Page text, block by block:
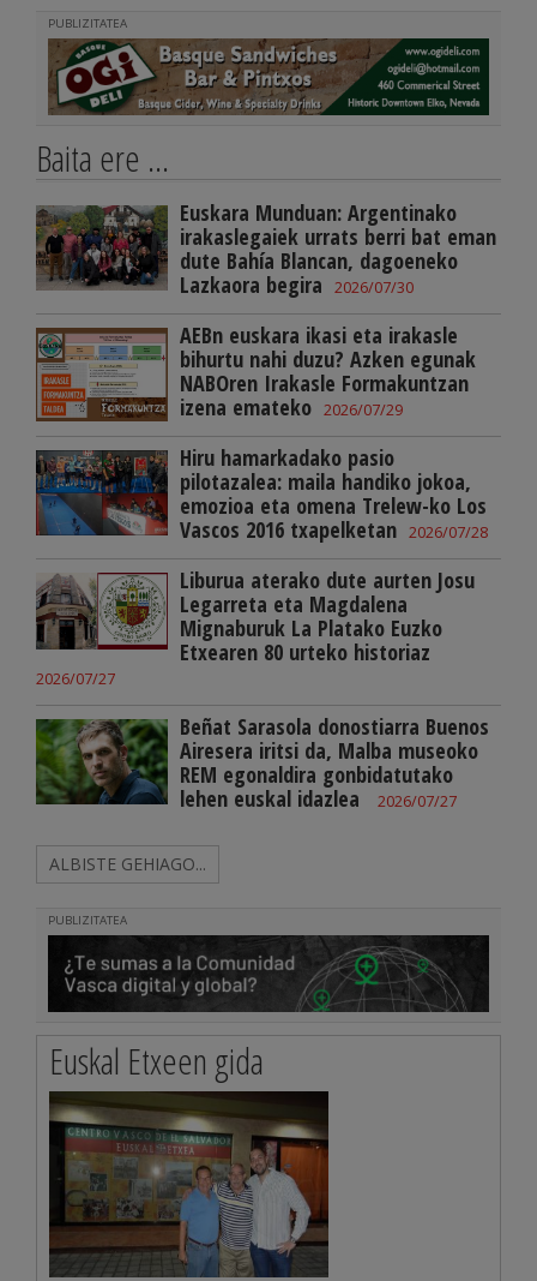
PUBLIZITATEA
Baita ere ...
Euskara Munduan: Argentinako
irakaslegaiek urrats berri bat eman
dute Bahía Blancan, dagoeneko
Lazkaora begira
2026/07/30
AEBn euskara ikasi eta irakasle
bihurtu nahi duzu? Azken egunak
NABOren Irakasle Formakuntzan
izena emateko 2026/07/29
Hiru hamarkadako pasio
pilotazalea: maila handiko jokoa,
emozioa eta omena Trelew-ko Los
Vascos 2016 txapelketan 2026/07/28
Liburua aterako dute aurten Josu
Legarreta eta Magdalena
Mignaburuk La Platako Euzko
Etxearen 80 urteko historiaz
2026/07/27
Beñat Sarasola donostiarra Buenos
Airesera iritsi da, Malba museoko
REM egonaldira gonbidatutako
lehen euskal idazlea
2026/07/27
ALBISTE GEHIAGO...
PUBLIZITATEA
Euskal Etxeen gida